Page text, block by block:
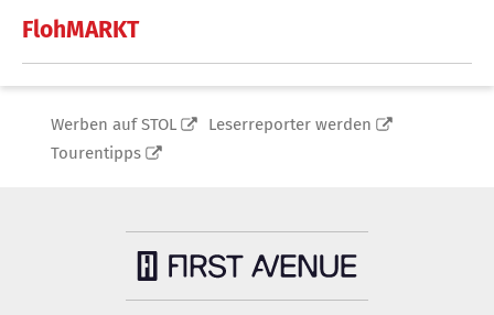
FlohMARKT
Werben auf STOL
Leserreporter werden
Tourentipps